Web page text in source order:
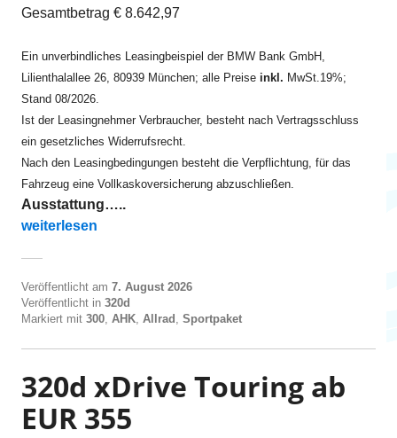
Gesamtbetrag € 8.642,97
Ein unverbindliches Leasingbeispiel der BMW Bank GmbH,
Lilienthalallee 26, 80939 München; alle Preise inkl. MwSt.19%;
Stand 08/2026.
Ist der Leasingnehmer Verbraucher, besteht nach Vertragsschluss
ein gesetzliches Widerrufsrecht.
Nach den Leasingbedingungen besteht die Verpflichtung, für das
Fahrzeug eine Vollkaskoversicherung abzuschließen.
Ausstattung…..
„320d xDrive Touring ab EUR 320“
weiterlesen
Veröffentlicht am 7. August 2026
Veröffentlicht in 320d
Markiert mit 300, AHK, Allrad , Sportpaket
320d xDrive Touring ab
EUR 355